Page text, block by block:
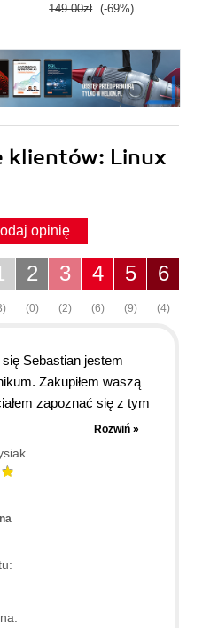
149.00zł (-69%)
klientów: Linux
opinię
6
(4)
5
(9)
4
(6)
3
(2)
2
(0)
Sebastian jestem
Zakupiłem waszą
zapoznać się z tym
co wcześniej nie było
dość drastycznie się
Ale dzięki waszej
rzeczy! UWAŻAM
BARDZO DOBRA. DLA
KTÓREJ MOGA SIĘ
Rozwiń »